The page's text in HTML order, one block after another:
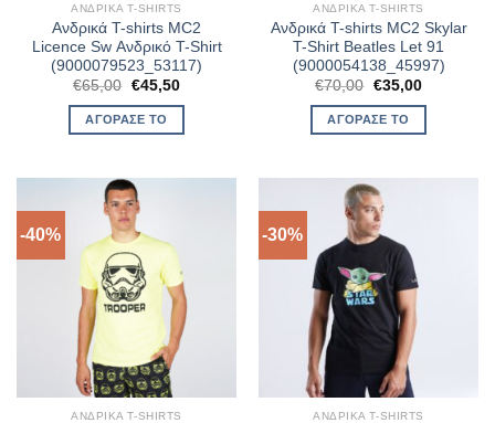
ΑΝΔΡΙΚΆ T-SHIRTS
Ανδρικά T-shirts MC2
Licence Sw Ανδρικό T-Shirt
(9000079523_53117)
€65,00 Original
was:
€65,00.
€45,50Η
ΑΓΌΡΑΣΈ ΤΟ
ΑΝΔΡΙΚΆ T-SHIRTS
Ανδρικά T-shirts MC2 Skylar
T-Shirt Beatles Let 91
(9000054138_45997)
€70,00 Original
was:
€70,00.
€35,00Η
ΑΓΌΡΑΣΈ ΤΟ
-40%
ΑΝΔΡΙΚΆ T-SHIRTS
-30%
ΑΝΔΡΙΚΆ T-SHIRTS